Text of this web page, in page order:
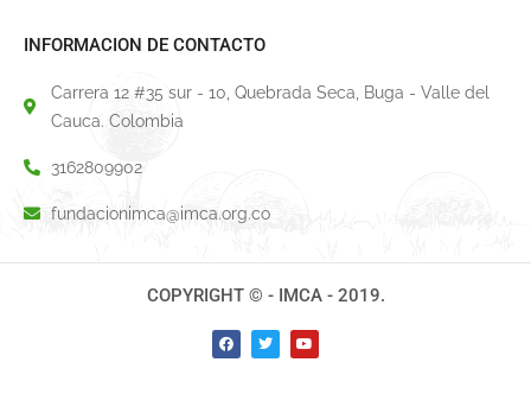
INFORMACION DE CONTACTO
Carrera 12 #35 sur - 10, Quebrada Seca, Buga - Valle del
Cauca. Colombia
3162809902
fundacionimca@imca.org.co
COPYRIGHT © - IMCA - 2019.